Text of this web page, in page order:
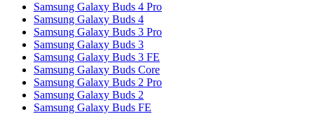
Samsung Galaxy Buds 4 Pro
Samsung Galaxy Buds 4
Samsung Galaxy Buds 3 Pro
Samsung Galaxy Buds 3
Samsung Galaxy Buds 3 FE
Samsung Galaxy Buds Core
Samsung Galaxy Buds 2 Pro
Samsung Galaxy Buds 2
Samsung Galaxy Buds FE